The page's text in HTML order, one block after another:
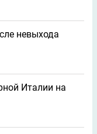
невыхода
Италии на